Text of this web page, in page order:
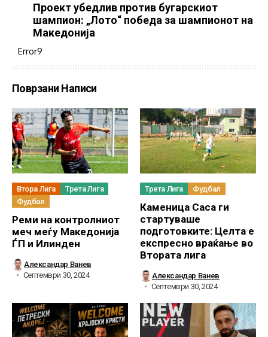
Проект убедлив против бугарскиот
шампион: „Лото“ победа за шампионот на
Македонија
Error9
Поврзани Написи
Втора Лига
Трета Лига
Фудбал
Реми на контролниот
меч меѓу Македонија
ЃП и Илинден
Александар Ванев
Септември 30, 2024
Трета Лига Фудбал
Каменица Саса ги
стартуваше
подготовките: Целта е
експресно враќање во
Втората лига
Александар Ванев
Септември 30, 2024